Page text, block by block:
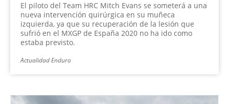
El piloto del Team HRC Mitch Evans se someterá a una
nueva intervención quirúrgica en su muñeca
izquierda, ya que su recuperación de la lesión que
sufrió en el MXGP de España 2020 no ha ido como
estaba previsto.
Actualidad Enduro